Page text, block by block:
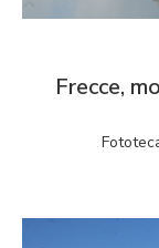
Frecce,